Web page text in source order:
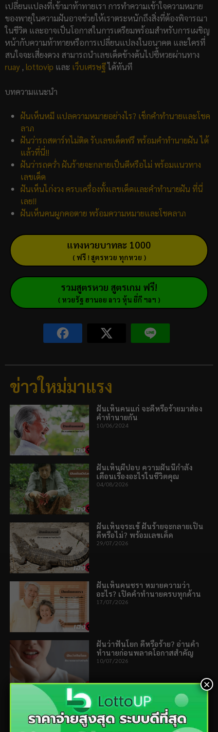
เปลี่ยนแปลงที่เข้ามาท้าทายเรา การทำความเข้าใจความหมาย
ของพายุในความฝันอาจช่วยให้เราตระหนักถึงสิ่งที่ต้องพิจารณา
ในชีวิต และอาจเป็นโอกาสในการเตรียมพร้อมสำหรับการเผชิญ
หน้ากับความท้าทายหรือการเปลี่ยนแปลงในอนาคต และใครที่
สนใจจะเสี่ยงดวง สามารถนำเลขเด็ดข้างต้นไปซื้หวยผ่านทาง
ruay , lottovip และ เว็บเศรษฐีได้ทันที
บทความแนะนำ
ฝันเห็นหมี แปลความหมายอย่างไร? เช็กคำทำนายและโชค
ลาภ
ฝันว่ารถสตาร์ทไม่ติด รับเลขเด็ดฟรี พร้อมคำทำนายฝัน ได้
แล้วที่นี่!!
ฝันว่ารถคว่ำ ฝันร้ายจะกลายเป็นดีหรือไม่ พร้อมแนวทาง
เลขเด็ด
ฝันเห็นไก่งวง ครบเครื่องทั้งเลขเด็ดและคำทำนายฝัน ที่นี่
เลย!!
ฝันเห็นคนผูกคอตาย พร้อมความหมายและโชคลาภ
แทงหวยบาทละ 1000
( ฟรี ! สูตรหวย ทุกหวย )
รวมสูตรหวย สูตรเกม ฟรี!
( หวยรัฐ ฮานอย ลาว หุ้น ยี่กี ฯลฯ )
ข่าวใหม่มาแรง
ฝันเห็นคนแก่ จะดีหรือร้ายมาส่อง
คำทำนายกัน
10/06/2024
ฝันเห็นผีปอบ ความฝันนี้กำลัง
เตือนเรื่องอะไรในชีวิตคุณ
04/08/2026
ฝันเห็นจระเข้ ฝันร้ายจะกลายเป็น
ดีหรือไม่? พร้อมเลขเด็ด
29/07/2026
ฝันเห็นคนชรา หมายความว่า
อะไร? เปิดคำทำนายครบทุกด้าน
17/07/2026
ฝันว่าฟันโยก ดีหรือร้าย? อ่านคำ
ทำนายก่อนพลาดโอกาสสำคัญ
10/07/2026
ฝันว่าแท้งลูก หมายถึงอะไร? เปิด
คำทำนายเรื่องรอบตัว
06/07/2026
×